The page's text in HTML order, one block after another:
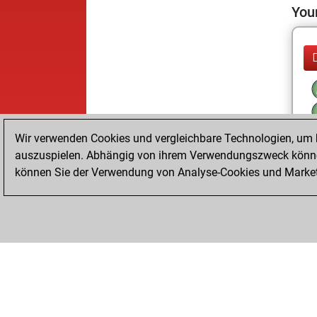
Wir verwenden Cookies und vergleichbare Technologien,
auszuspielen. Abhängig von ihrem Verwendungszweck
können Sie der Verwendung von Analyse-Cookies und